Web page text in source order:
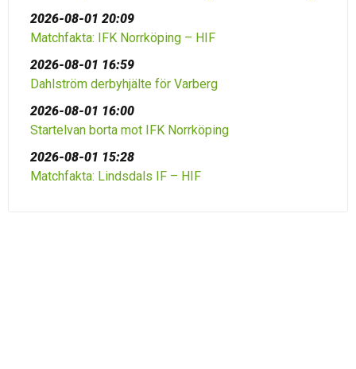
2026-08-01 20:09
Matchfakta: IFK Norrköping – HIF
2026-08-01 16:59
Dahlström derbyhjälte för Varberg
2026-08-01 16:00
Startelvan borta mot IFK Norrköping
2026-08-01 15:28
Matchfakta: Lindsdals IF – HIF